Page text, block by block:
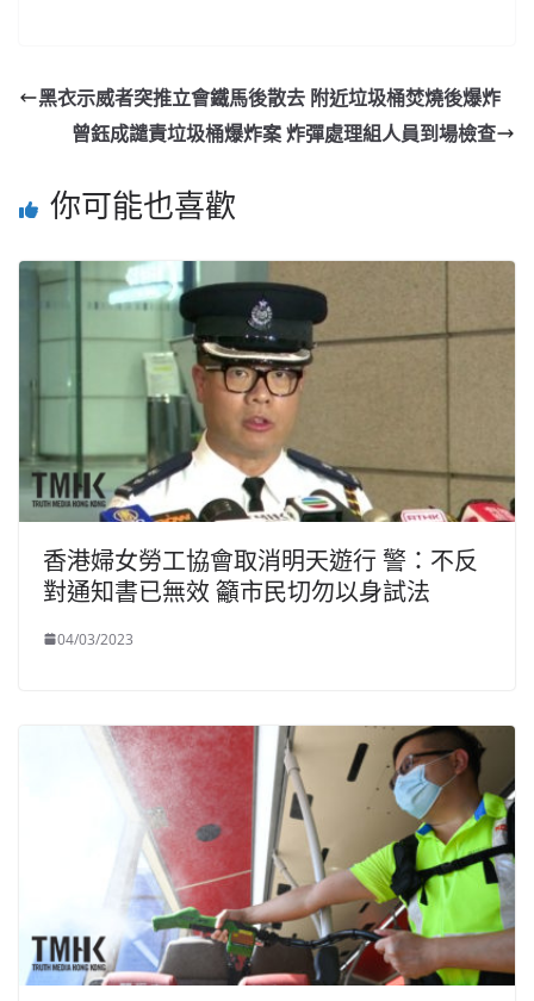
黑衣示威者突推立會鐵馬後散去 附近垃圾桶焚燒後爆炸
曾鈺成譴責垃圾桶爆炸案 炸彈處理組人員到場檢查
你可能也喜歡
香港婦女勞工協會取消明天遊行 警：不反
對通知書已無效 籲市民切勿以身試法
04/03/2023